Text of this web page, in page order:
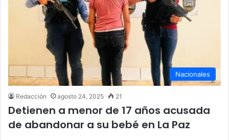
Nacionales
Redacción agosto 24, 2025 21
Detienen a menor de 17 años acusada
de abandonar a su bebé en La Paz